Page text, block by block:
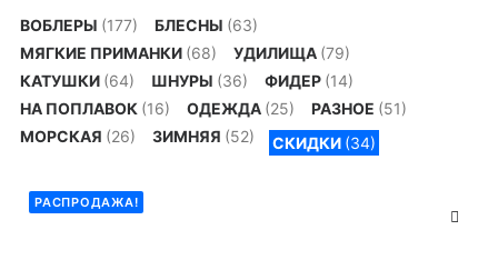
ВОБЛЕРЫ (177) БЛЕСНЫ (63)
МЯГКИЕ ПРИМАНКИ (68) УДИЛИЩА (79)
КАТУШКИ (64) ШНУРЫ (36) ФИДЕР (14)
НА ПОПЛАВОК (16) ОДЕЖДА (25) РАЗНОЕ (51)
МОРСКАЯ (26) ЗИМНЯЯ (52) СКИДКИ (34)
РАСПРОДАЖА!